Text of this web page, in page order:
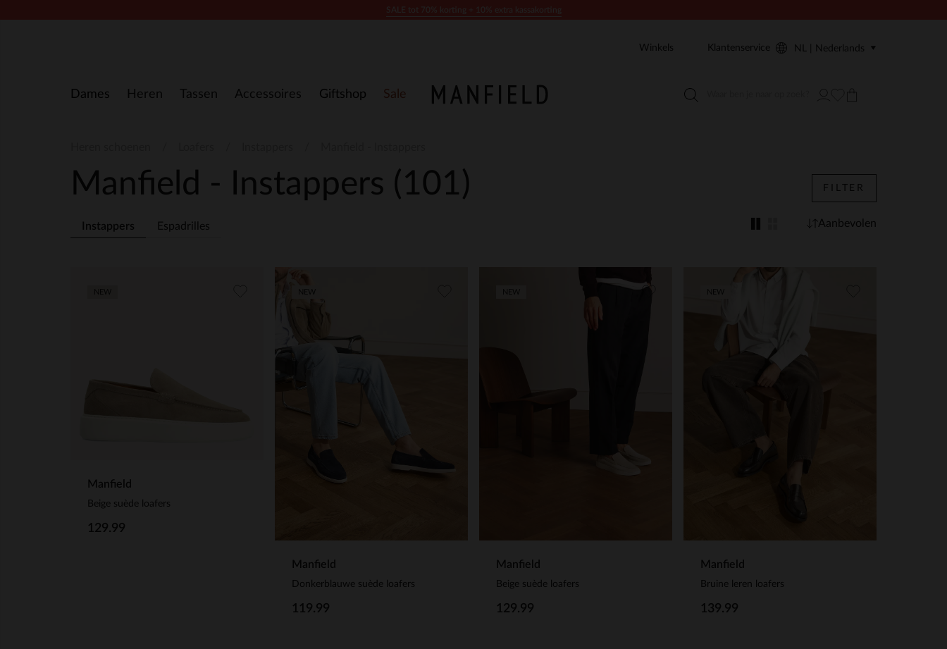
Dames Heren Tassen Accessoires Giftshop Sale
Winkels Klantenservice NL | Nederlands
Manfield - Instappers (101)
Instappers Espadrilles
FILTER
Aanbevolen
Manfield
Beige suède loafers
129.99
Manfield
Donkerblauwe suède loafers
119.99
Manfield
Beige suède loafers
129.99
Manfield
Bruine leren loafers
139.99